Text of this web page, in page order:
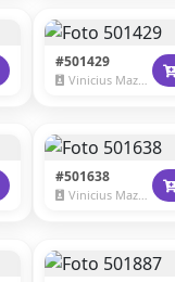
#501429
Vinicius Mazzaro
#501638
Vinicius Mazzaro